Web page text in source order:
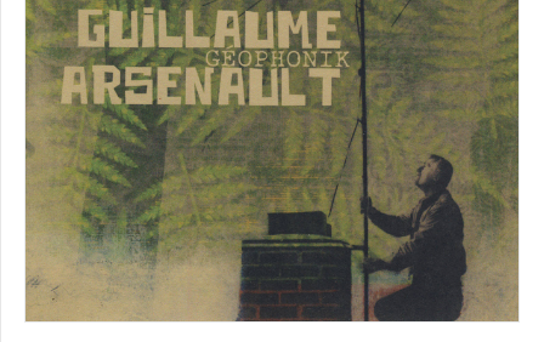
25,00
$ à
50,00
$ (0)
50,00
$ à
75,00
$(0)
75,00
$ à
150,00
(0)